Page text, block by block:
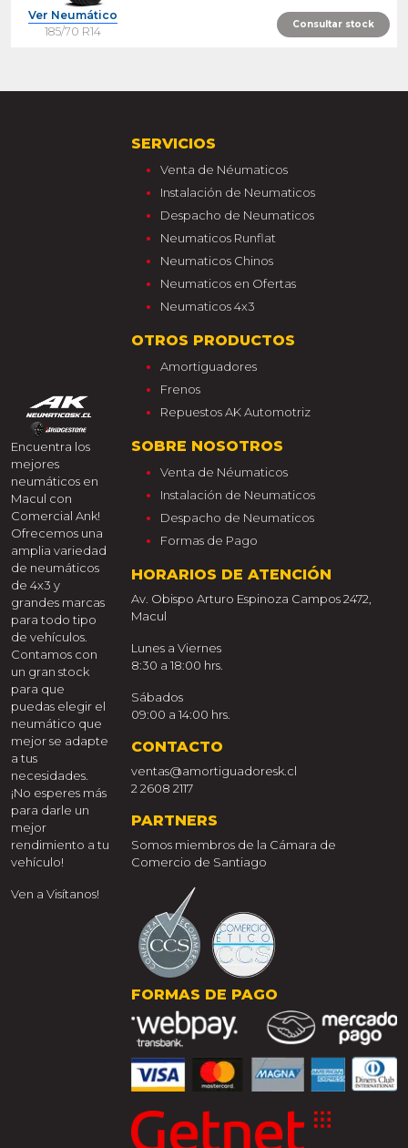
Ver Neumático
185/70 R14
Consultar stock
Encuentra los
mejores
neumáticos en
Macul con
Comercial Ank!
Ofrecemos una
amplia variedad
de neumáticos
de 4x3 y
grandes marcas
para todo tipo
de vehículos.
Contamos con
un gran stock
para que
puedas elegir el
neumático que
mejor se adapte
a tus
necesidades.
¡No esperes más
para darle un
mejor
rendimiento a tu
vehículo!
Ven a Visítanos!
SERVICIOS
Venta de Néumaticos
Instalación de Neumaticos
Despacho de Neumaticos
Neumaticos Runflat
Neumaticos Chinos
Neumaticos en Ofertas
Neumaticos 4x3
OTROS PRODUCTOS
Amortiguadores
Frenos
Repuestos AK Automotriz
SOBRE NOSOTROS
Venta de Néumaticos
Instalación de Neumaticos
Despacho de Neumaticos
Formas de Pago
HORARIOS DE ATENCIÓN
Av. Obispo Arturo Espinoza Campos 2472,
Macul
Lunes a Viernes
8:30 a 18:00 hrs.
Sábados
09:00 a 14:00 hrs.
CONTACTO
ventas@amortiguadoresk.cl
2 2608 2117
PARTNERS
Somos miembros de la Cámara de
Comercio de Santiago
FORMAS DE PAGO